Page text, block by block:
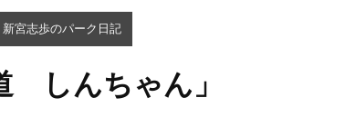
新宮志歩のパーク日記
しんちゃん」